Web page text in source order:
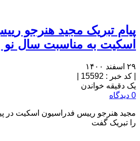
پیام تبریک مجید هنرجو
اسکیت به مناسبت سال نو
۲۹ اسفند ۱۴۰۰
کد خبر : 15592
یک دقیقه خواندن
0 دیدگاه
مجید هنرجو رییس فدراسیون اسکیت در
را تبریک گفت